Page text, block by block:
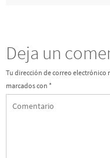
Deja un
Tu dirección de correo electrónico
marcados con *